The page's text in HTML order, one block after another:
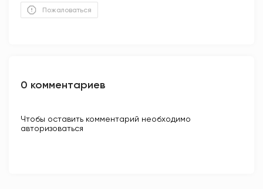
Пожаловаться
0 комментариев
Чтобы оставить комментарий необходимо
авторизоваться